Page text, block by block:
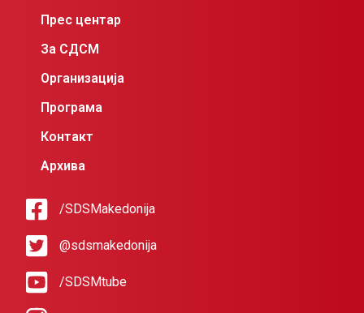
Прес центар
За СДСМ
Организација
Програма
Контакт
Архива
/SDSMakedonija
@sdsmakedonija
/SDSMtube